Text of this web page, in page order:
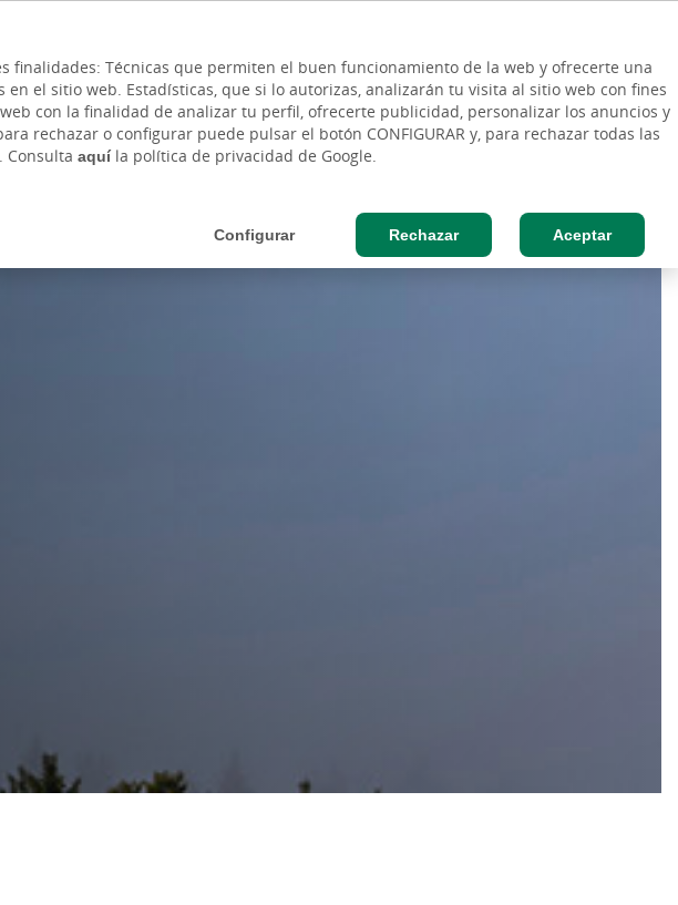
Técnicas que permiten el buen funcionamiento de la web y ofrecerte una
el sitio web. Estadísticas, que si lo autorizas, analizarán tu visita al sitio web con fines
con la finalidad de analizar tu perfil, ofrecerte publicidad, personalizar los anuncios y
rechazar o configurar puede pulsar el botón CONFIGURAR y, para rechazar todas las
Consulta aquíla política de privacidad de Google.
Configurar Rechazar Aceptar
DE
EMPRESAS AGRO